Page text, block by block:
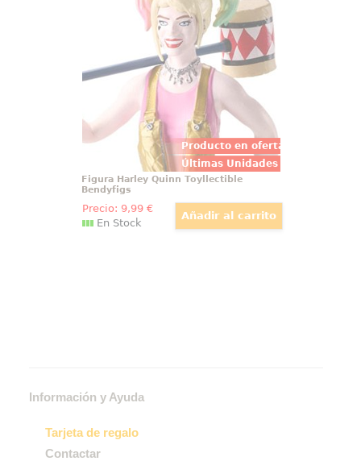
Producto en oferta
Últimas Unidades
Figura articulada de Harley Quinn
basado en el popular personaje
de DC Comics. Puedes mover tus
brazos y piernas. Mide
aproximadamente 19 cm. El
regalo perfecto para fans de DC
Comics
Figura Harley Quinn Toyllectible
Bendyfigs
Precio: 9,99€
En Stock
Información y Ayuda
Tarjeta de regalo
Contactar